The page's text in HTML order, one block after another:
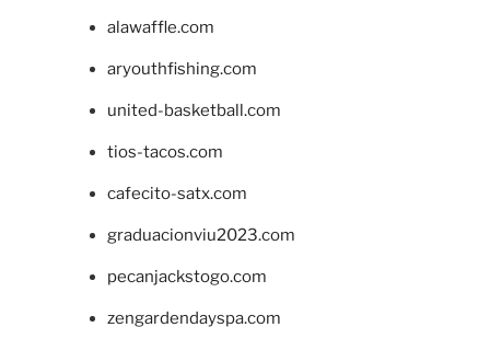
alawaffle.com
aryouthfishing.com
united-basketball.com
tios-tacos.com
cafecito-satx.com
graduacionviu2023.com
pecanjackstogo.com
zengardendayspa.com